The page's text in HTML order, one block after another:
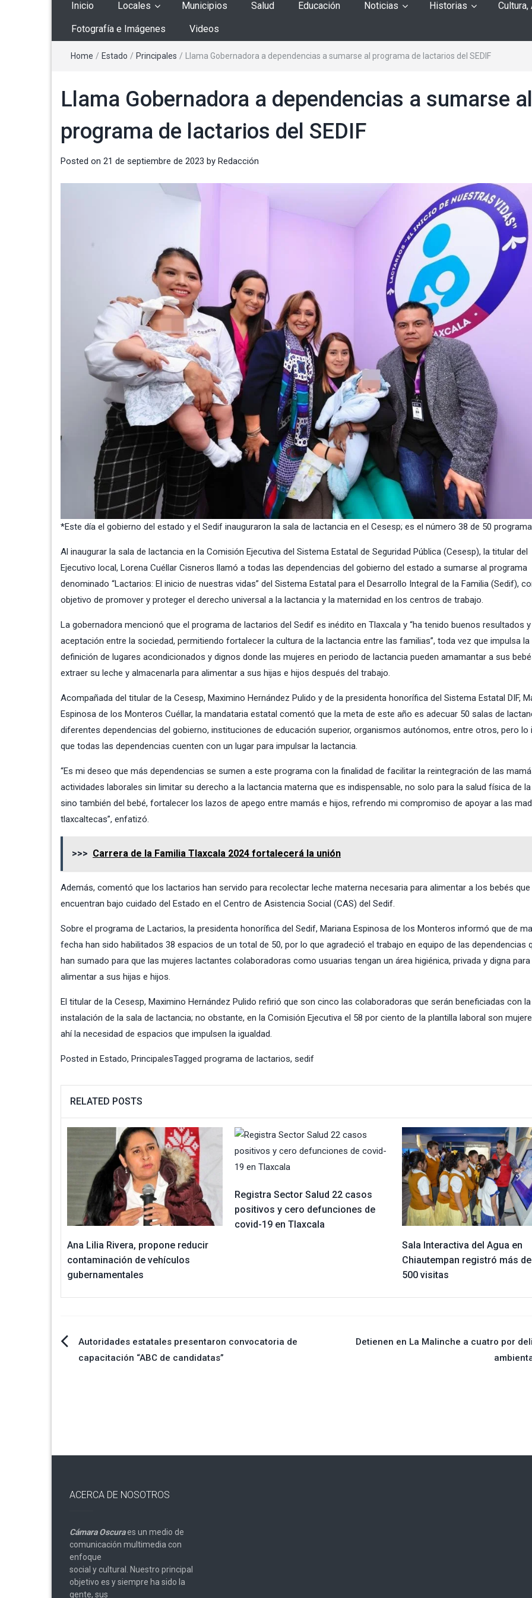
Inicio Locales Municipios Salud Educación Noticias Historias
Fotografía e Imágenes Videos
Home / Estado / Principales / Llama Gobernadora a dependencias a sumarse al programa de lactarios del SEDIF
Llama Gobernadora a dependencias a sumarse al
programa de lactarios del SEDIF
Posted on 21 de septiembre de 2023 by Redacción
*Este día el gobierno del estado y el Sedif inauguraron la sala de lactancia en el Cesesp; es el número 38 de 50
Al inaugurar la sala de lactancia en la Comisión Ejecutiva del Sistema Estatal de Seguridad Pública (Cesesp), la titular del
Ejecutivo local, Lorena Cuéllar Cisneros llamó a todas las dependencias del gobierno del estado a sumarse al programa
denominado “Lactarios: El inicio de nuestras vidas” del Sistema Estatal para el Desarrollo Integral de la Familia (Sedif),
objetivo de promover y proteger el derecho universal a la lactancia y la maternidad en los centros de trabajo.
La gobernadora mencionó que el programa de lactarios del Sedif es inédito en Tlaxcala y “ha tenido buenos resultados y
aceptación entre la sociedad, permitiendo fortalecer la cultura de la lactancia entre las familias”, toda vez que impulsa la
definición de lugares acondicionados y dignos donde las mujeres en periodo de lactancia pueden amamantar a sus
extraer su leche y almacenarla para alimentar a sus hijas e hijos después del trabajo.
Acompañada del titular de la Cesesp, Maximino Hernández Pulido y de la presidenta honorífica del Sistema Estatal DIF,
Espinosa de los Monteros Cuéllar, la mandataria estatal comentó que la meta de este año es adecuar 50 salas de
diferentes dependencias del gobierno, instituciones de educación superior, organismos autónomos, entre otros, pero lo
que todas las dependencias cuenten con un lugar para impulsar la lactancia.
“Es mi deseo que más dependencias se sumen a este programa con la finalidad de facilitar la reintegración de las
actividades laborales sin limitar su derecho a la lactancia materna que es indispensable, no solo para la salud física de
sino también del bebé, fortalecer los lazos de apego entre mamás e hijos, refrendo mi compromiso de apoyar a las
tlaxcaltecas”, enfatizó.
>>> Carrera de la Familia Tlaxcala 2024 fortalecerá la unión
Además, comentó que los lactarios han servido para recolectar leche materna necesaria para alimentar a los bebés
encuentran bajo cuidado del Estado en el Centro de Asistencia Social (CAS) del Sedif.
Sobre el programa de Lactarios, la presidenta honorífica del Sedif, Mariana Espinosa de los Monteros informó que de
fecha han sido habilitados 38 espacios de un total de 50, por lo que agradeció el trabajo en equipo de las dependencias
han sumado para que las mujeres lactantes colaboradoras como usuarias tengan un área higiénica, privada y digna para
alimentar a sus hijas e hijos.
El titular de la Cesesp, Maximino Hernández Pulido refirió que son cinco las colaboradoras que serán beneficiadas con la
instalación de la sala de lactancia; no obstante, en la Comisión Ejecutiva el 58 por ciento de la plantilla laboral son
ahí la necesidad de espacios que impulsen la igualdad.
Posted in Estado, PrincipalesTagged programa de lactarios, sedif
RELATED POSTS
Ana Lilia Rivera, propone reducir
contaminación de vehículos
gubernamentales
Registra Sector Salud 22 casos
positivos y cero defunciones de
covid-19 en Tlaxcala
Sala Interactiva del Agua en
Chiautempan registró más
500 visitas
Navegación
Autoridades estatales presentaron convocatoria de
capacitación “ABC de candidatas”
Detienen en La Malinche a cuatro por
ACERCA DE NOSOTROS
Cámara Oscuraes un medio de
comunicación multimedia con
enfoque
social y cultural. Nuestro principal
objetivo es y siempre ha sido la
gente, sus